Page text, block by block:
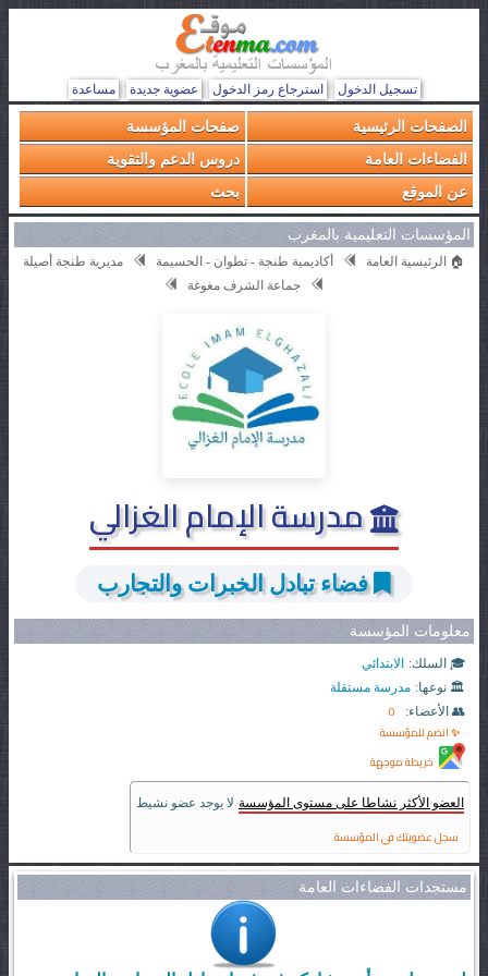
تسجيل الدخول استرجاع رمز الدخول عضوية جديدة مساعدة
الصفحات الرئيسية
صفحات المؤسسة
الفضاءات العامة
دروس الدعم والتقوية
عن الموقع
بحث
المؤسسات التعليمية بالمغرب
🏠 الرئيسية العامة أكاديمية طنجة - تطوان - الحسيمة
مديرية طنجة أصيلة
جماعة الشرف مغوغة
مدرسة الإمام الغزالي
فضاء تبادل الخبرات والتجارب
معلومات المؤسسة
🎓 السلك:
الابتدائي
🏛️ نوعها: مدرسة مستقلة
👥 الأعضاء:
0
✨ انضم للمؤسسة
خريطة موجهة
العضو الأكثر نشاطا على مستوى المؤسسة لا يوجد عضو نشيط
سجل عضويتك في المؤسسة
مستجدات الفضاءات العامة